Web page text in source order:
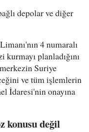
depolar ve diğer
4 numaralı
planladığını
Suriye
ve tüm işlemlerin
İdaresi'nin onayına
konusu değil